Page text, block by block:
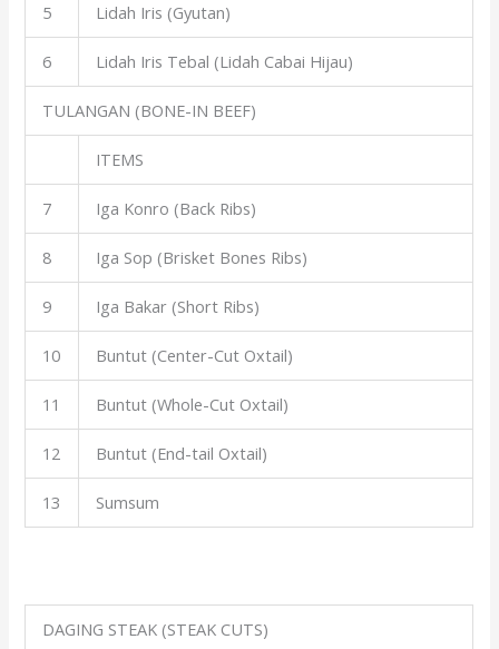
5 Lidah Iris (Gyutan)
6 Lidah Iris Tebal (Lidah Cabai Hijau)
TULANGAN (BONE-IN BEEF)
ITEMS
7 Iga Konro (Back Ribs)
8 Iga Sop (Brisket Bones Ribs)
9 Iga Bakar (Short Ribs)
10 Buntut (Center-Cut Oxtail)
11 Buntut (Whole-Cut Oxtail)
12 Buntut (End-tail Oxtail)
13 Sumsum
DAGING STEAK (STEAK CUTS)